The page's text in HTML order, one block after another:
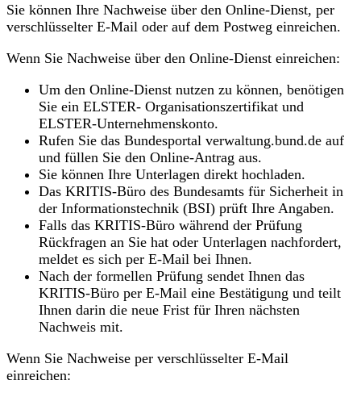
Sie können Ihre Nachweise über den Online-Dienst, per
verschlüsselter E-Mail oder auf dem Postweg einreichen.
Wenn Sie Nachweise über den Online-Dienst einreichen:
Um den Online-Dienst nutzen zu können, benötigen
Sie ein ELSTER- Organisationszertifikat und
ELSTER-Unternehmenskonto.
Rufen Sie das Bundesportal verwaltung.bund.de auf
und füllen Sie den Online-Antrag aus.
Sie können Ihre Unterlagen direkt hochladen.
Das KRITIS-Büro des Bundesamts für Sicherheit in
der Informationstechnik (BSI) prüft Ihre Angaben.
Falls das KRITIS-Büro während der Prüfung
Rückfragen an Sie hat oder Unterlagen nachfordert,
meldet es sich per E-Mail bei Ihnen.
Nach der formellen Prüfung sendet Ihnen das
KRITIS-Büro per E-Mail eine Bestätigung und teilt
Ihnen darin die neue Frist für Ihren nächsten
Nachweis mit.
Wenn Sie Nachweise per verschlüsselter E-Mail
einreichen: